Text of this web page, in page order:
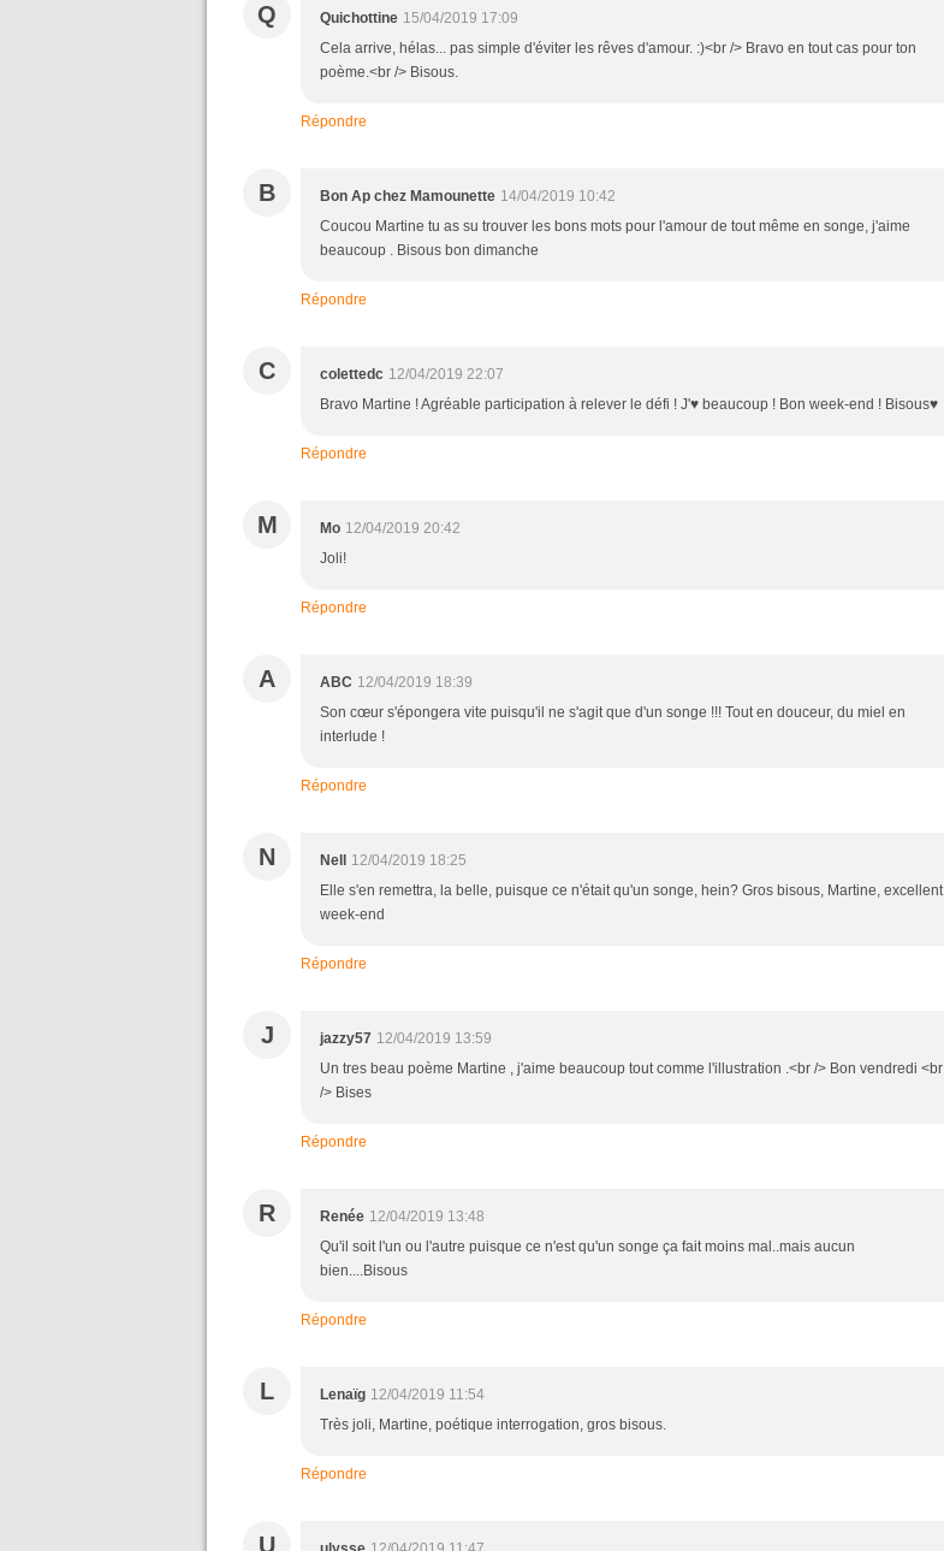
Q Quichottine 15/04/2019 17:09
Cela arrive, hélas... pas simple d'éviter les rêves d'amour. :)<br /> Bravo en tout cas pour ton
poème.<br /> Bisous.
Répondre
B Bon Ap chez Mamounette 14/04/2019 10:42
Coucou Martine tu as su trouver les bons mots pour l'amour de tout même en songe, j'aime
beaucoup . Bisous bon dimanche
Répondre
C colettedc 12/04/2019 22:07
Bravo Martine ! Agréable participation à relever le défi ! J'♥ beaucoup ! Bon week-end ! Bisous♥
Répondre
M Mo 12/04/2019 20:42
Joli!
Répondre
A ABC 12/04/2019 18:39
Son cœur s'épongera vite puisqu'il ne s'agit que d'un songe !!! Tout en douceur, du miel en
interlude !
Répondre
N Nell
12/04/2019 18:25
Elle s'en remettra, la belle, puisque ce n'était qu'un songe, hein? Gros bisous, Martine, excellent
week-end
Répondre
J jazzy57 12/04/2019 13:59
Un tres beau poème Martine , j'aime beaucoup tout comme l'illustration .<br /> Bon vendredi <br
/> Bises
Répondre
R Renée 12/04/2019 13:48
Qu'il soit l'un ou l'autre puisque ce n'est qu'un songe ça fait moins mal..mais aucun
bien....Bisous
Répondre
L Lenaïg 12/04/2019 11:54
Très joli, Martine, poétique interrogation, gros bisous.
Répondre
U